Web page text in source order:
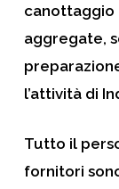
canottaggio
aggregate,
l’attività di
Tutto il
fornitori